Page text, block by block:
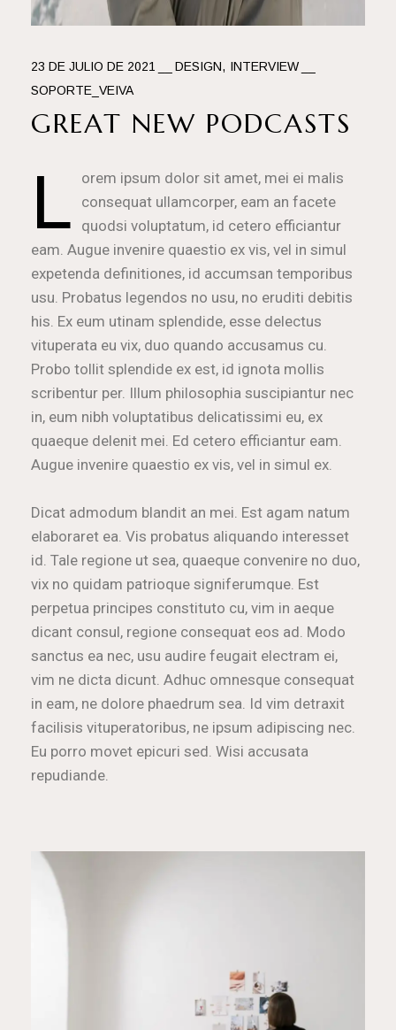
23 DE JULIO DE 2021 DESIGN
INTERVIEW
SOPORTE_VEIVA
GREAT NEW PODCASTS
L
orem ipsum dolor sit amet, mei ei malis
consequat ullamcorper, eam an facete
quodsi voluptatum, id cetero efficiantur
eam. Augue invenire quaestio ex vis, vel in simul
expetenda definitiones, id accumsan temporibus
usu. Probatus legendos no usu, no eruditi debitis
his. Ex eum utinam splendide, esse delectus
vituperata eu vix, duo quando accusamus cu.
Probo tollit splendide ex est, id ignota mollis
scribentur per. Illum philosophia suscipiantur nec
in, eum nibh voluptatibus delicatissimi eu, ex
quaeque delenit mei. Ed cetero efficiantur eam.
Augue invenire quaestio ex vis, vel in simul ex.
Dicat admodum blandit an mei. Est agam natum
elaboraret ea. Vis probatus aliquando interesset
id. Tale regione ut sea, quaeque convenire no duo,
vix no quidam patrioque signiferumque. Est
perpetua principes constituto cu, vim in aeque
dicant consul, regione consequat eos ad. Modo
sanctus ea nec, usu audire feugait electram ei,
vim ne dicta dicunt. Adhuc omnesque consequat
in eam, ne dolore phaedrum sea. Id vim detraxit
facilisis vituperatoribus, ne ipsum adipiscing nec.
Eu porro movet epicuri sed. Wisi accusata
repudiande.